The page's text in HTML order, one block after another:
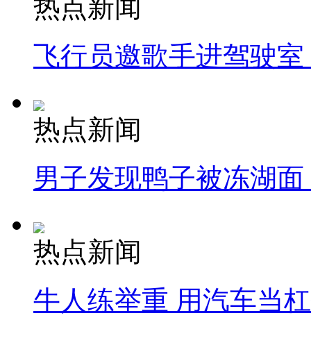
热点新闻
飞行员邀歌手进驾驶
热点新闻
男子发现鸭子被冻湖
热点新闻
牛人练举重 用汽车当